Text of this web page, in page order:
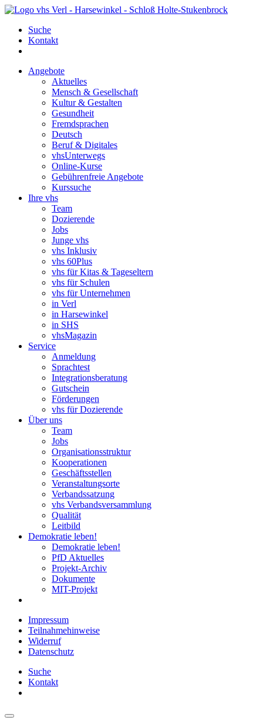
Suche
Kontakt
Angebote
Aktuelles
Mensch & Gesellschaft
Kultur & Gestalten
Gesundheit
Fremdsprachen
Deutsch
Beruf & Digitales
vhsUnterwegs
Online-Kurse
Gebührenfreie Angebote
Kurssuche
Ihre vhs
Team
Dozierende
Jobs
Junge vhs
vhs Inklusiv
vhs 60Plus
vhs für Kitas & Tageseltern
vhs für Schulen
vhs für Unternehmen
in Verl
in Harsewinkel
in SHS
vhsMagazin
Service
Anmeldung
Sprachtest
Integrationsberatung
Gutschein
Förderungen
vhs für Dozierende
Über uns
Team
Jobs
Organisationsstruktur
Kooperationen
Geschäftsstellen
Veranstaltungsorte
Verbandssatzung
vhs Verbandsversammlung
Qualität
Leitbild
Demokratie leben!
Demokratie leben!
PfD Aktuelles
Projekt-Archiv
Dokumente
MIT-Projekt
Impressum
Teilnahmehinweise
Widerruf
Datenschutz
Suche
Kontakt